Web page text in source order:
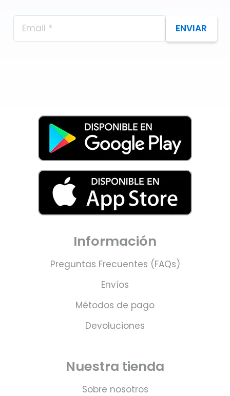
ENVIAR
Información
Preguntas Frecuentes (FAQs)
Envíos
Métodos de pago
Devoluciones
Nuestra tienda
Sobre nosotros